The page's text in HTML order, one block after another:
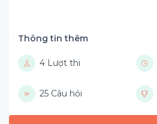
Thông tin thêm
4 Lượt thi
25 Câu hỏi